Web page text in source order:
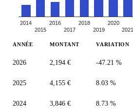
2014
2015
2016
2017
2018
2019
2020
2021
ANNÉE MONTANT VARIATION
2026 2,194 € -47.21 %
2025 4,155 € 8.03 %
2024 3,846 € 8.73 %